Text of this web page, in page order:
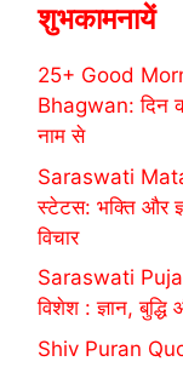
शुभकामनायें
25+ Good
Bhagwan: दिन
नाम से
Saraswati
स्टेटस: भक्ति और
विचार
Saraswati Puja
विशेश : ज्ञान,
Shiv Puran